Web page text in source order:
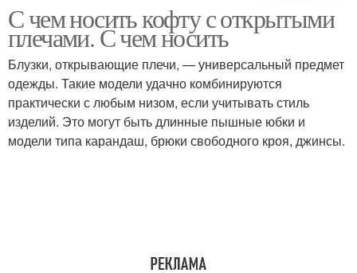
Плечи на резинке
плечами
С чем носить кофту с открытыми
плечами. С чем носить
Блузки, открывающие плечи, — универсальный предмет
одежды. Такие модели удачно комбинируются
практически с любым низом, если учитывать стиль
изделий. Это могут быть длинные пышные юбки и
модели типа карандаш, брюки свободного кроя, джинсы.